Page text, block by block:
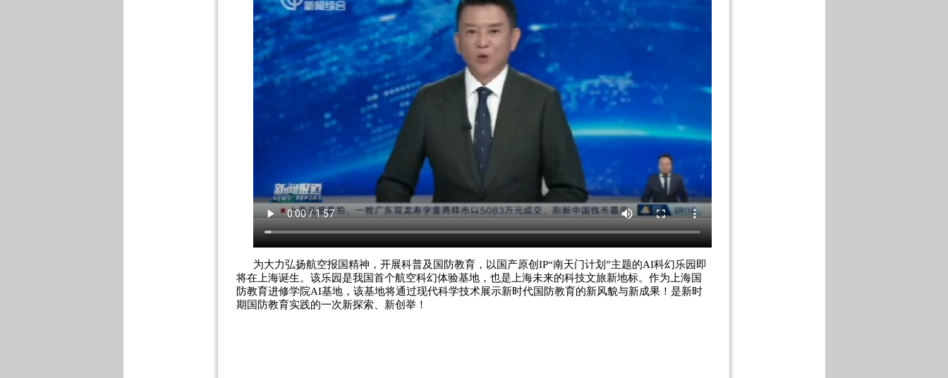
为大力弘扬航空报国精神，开展科普及国防教育，以国产原创IP“南天门计划”主题的AI科幻乐园即
将在上海诞生。该乐园是我国首个航空科幻体验基地，也是上海未来的科技文旅新地标。作为上海国
防教育进修学院AI基地，该基地将通过现代科学技术展示新时代国防教育的新风貌与新成果！是新时
期国防教育实践的一次新探索、新创举！